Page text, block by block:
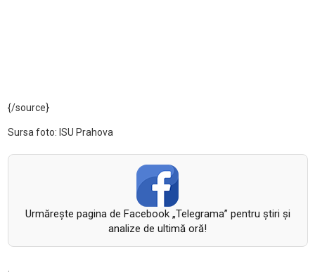
{/source}
Sursa foto: ISU Prahova
Urmăreşte pagina de Facebook „Telegrama” pentru ştiri şi
analize de ultimă oră!
.